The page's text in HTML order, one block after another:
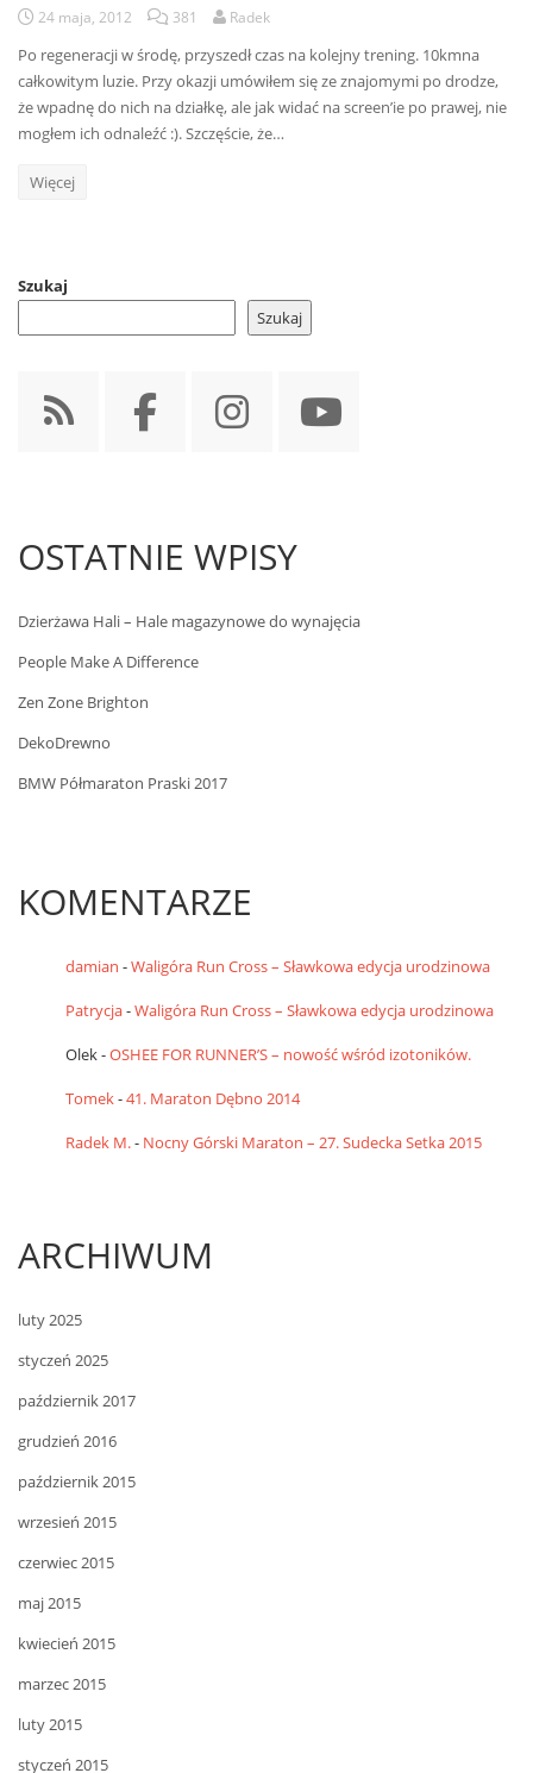
24 maja, 2012 381 Radek
Po regeneracji w środę, przyszedł czas na kolejny trening. 10kmna
całkowitym luzie. Przy okazji umówiłem się ze znajomymi po drodze,
że wpadnę do nich na działkę, ale jak widać na screen’ie po prawej, nie
mogłem ich odnaleźć :). Szczęście, że…
Więcej
Szukaj
Szukaj
OSTATNIE WPISY
Dzierżawa Hali – Hale magazynowe do wynajęcia
People Make A Difference
Zen Zone Brighton
DekoDrewno
BMW Półmaraton Praski 2017
KOMENTARZE
damian -Waligóra Run Cross – Sławkowa edycja urodzinowa
Patrycja-Waligóra Run Cross – Sławkowa edycja urodzinowa
Olek-OSHEE FOR RUNNER’S – nowość wśród izotoników.
Tomek-41. Maraton Dębno 2014
Radek M.- Nocny Górski Maraton – 27. Sudecka Setka 2015
ARCHIWUM
luty 2025
styczeń 2025
październik 2017
grudzień 2016
październik 2015
wrzesień 2015
czerwiec 2015
maj 2015
kwiecień 2015
marzec 2015
luty 2015
styczeń 2015